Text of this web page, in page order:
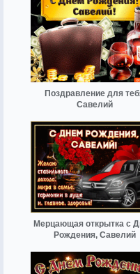
Поздравление для
Савелий
Мерцающая открытка с
Рождения, Савелий